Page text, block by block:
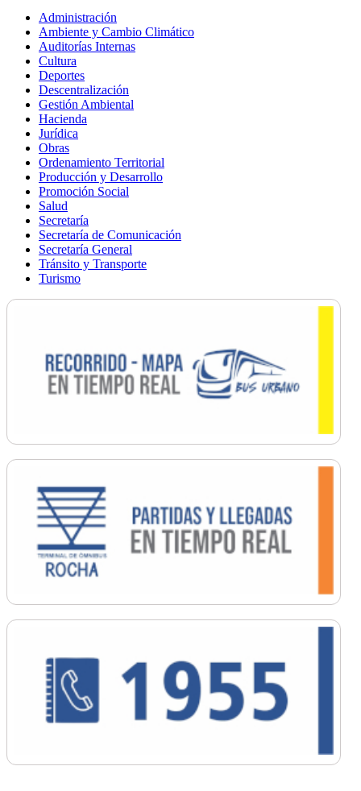
Administración
Ambiente y Cambio Climático
Auditorías Internas
Cultura
Deportes
Descentralización
Gestión Ambiental
Hacienda
Jurídica
Obras
Ordenamiento Territorial
Producción y Desarrollo
Promoción Social
Salud
Secretaría
Secretaría de Comunicación
Secretaría General
Tránsito y Transporte
Turismo